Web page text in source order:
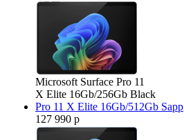
Microsoft Surface Pro 11
X Elite 16Gb/256Gb Black
Pro 11 X Elite 16Gb/512Gb Sapp
127 990 р